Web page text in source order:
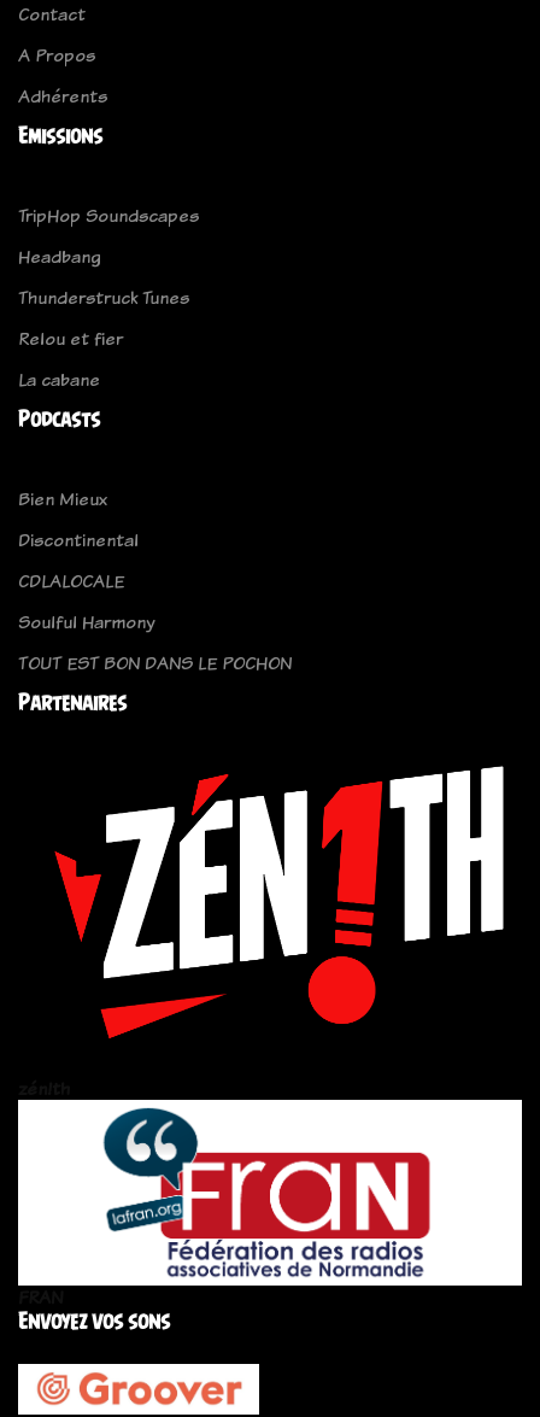
Contact
A Propos
Adhérents
Emissions
TripHop Soundscapes
Headbang
Thunderstruck Tunes
Relou et fier
La cabane
Podcasts
Bien Mieux
Discontinental
CDLALOCALE
Soulful Harmony
TOUT EST BON DANS LE POCHON
Partenaires
Envoyez vos sons